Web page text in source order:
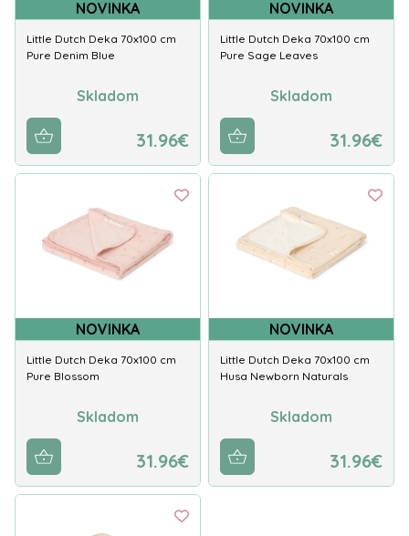
NOVINKA
Little Dutch Deka 70x100 cm
Pure Denim Blue
Skladom
31.96€
NOVINKA
Little Dutch Deka 70x100 cm
Pure Sage Leaves
Skladom
31.96€
NOVINKA
Little Dutch Deka 70x100 cm
Pure Blossom
Skladom
31.96€
NOVINKA
Little Dutch Deka 70x100 cm
Husa Newborn Naturals
Skladom
31.96€